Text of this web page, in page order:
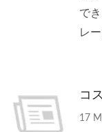
で
レ
コ
17